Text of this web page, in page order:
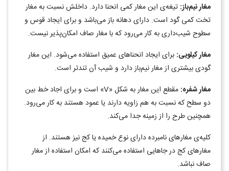
مغار نیم‌باز: تیغه‌ی این مغار کمی انحنا دارد. داخلش نسبت به مغار
تخت کمی گود است. دارای دهانه باز می‌باشد و برای ایجاد قوس و
سطوح شیب‌داری به کار می‌رود که با مغار صاف امکان‌پذیر نیست.
مغار کیلویی: برای ایجاد انحناهای عمیق استفاده می‌شود. این مغار
گودی بیشتری از مغار نیم‌باز دارد و شیب آن تندتر است.
مغار شفره:
مقطع این مغار به شکل «V» است و برای اجاد خط بین
دو سطح که نسبت به هم زاویه دارند یا عمود هستند به کار می‌رود.
همچنین طرح را از زمینه جدا می‌کند.
کلیه‌ی مغارهای نامبرده دارای نوع خمیده یا کج نیز هستند. از
مغارهای کج در جاهایی استفاده می‌کنند که امکان استفاده از مغار
صاف نباشد.